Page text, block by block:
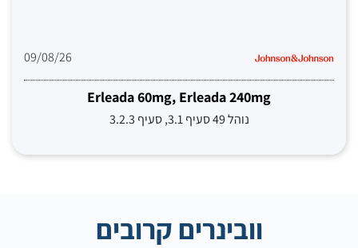
09/08/26
Erleada 60mg, Erleada 240mg
נוהל 49 סעיף 3.1, סעיף 3.2.3
וובינרים קרובים